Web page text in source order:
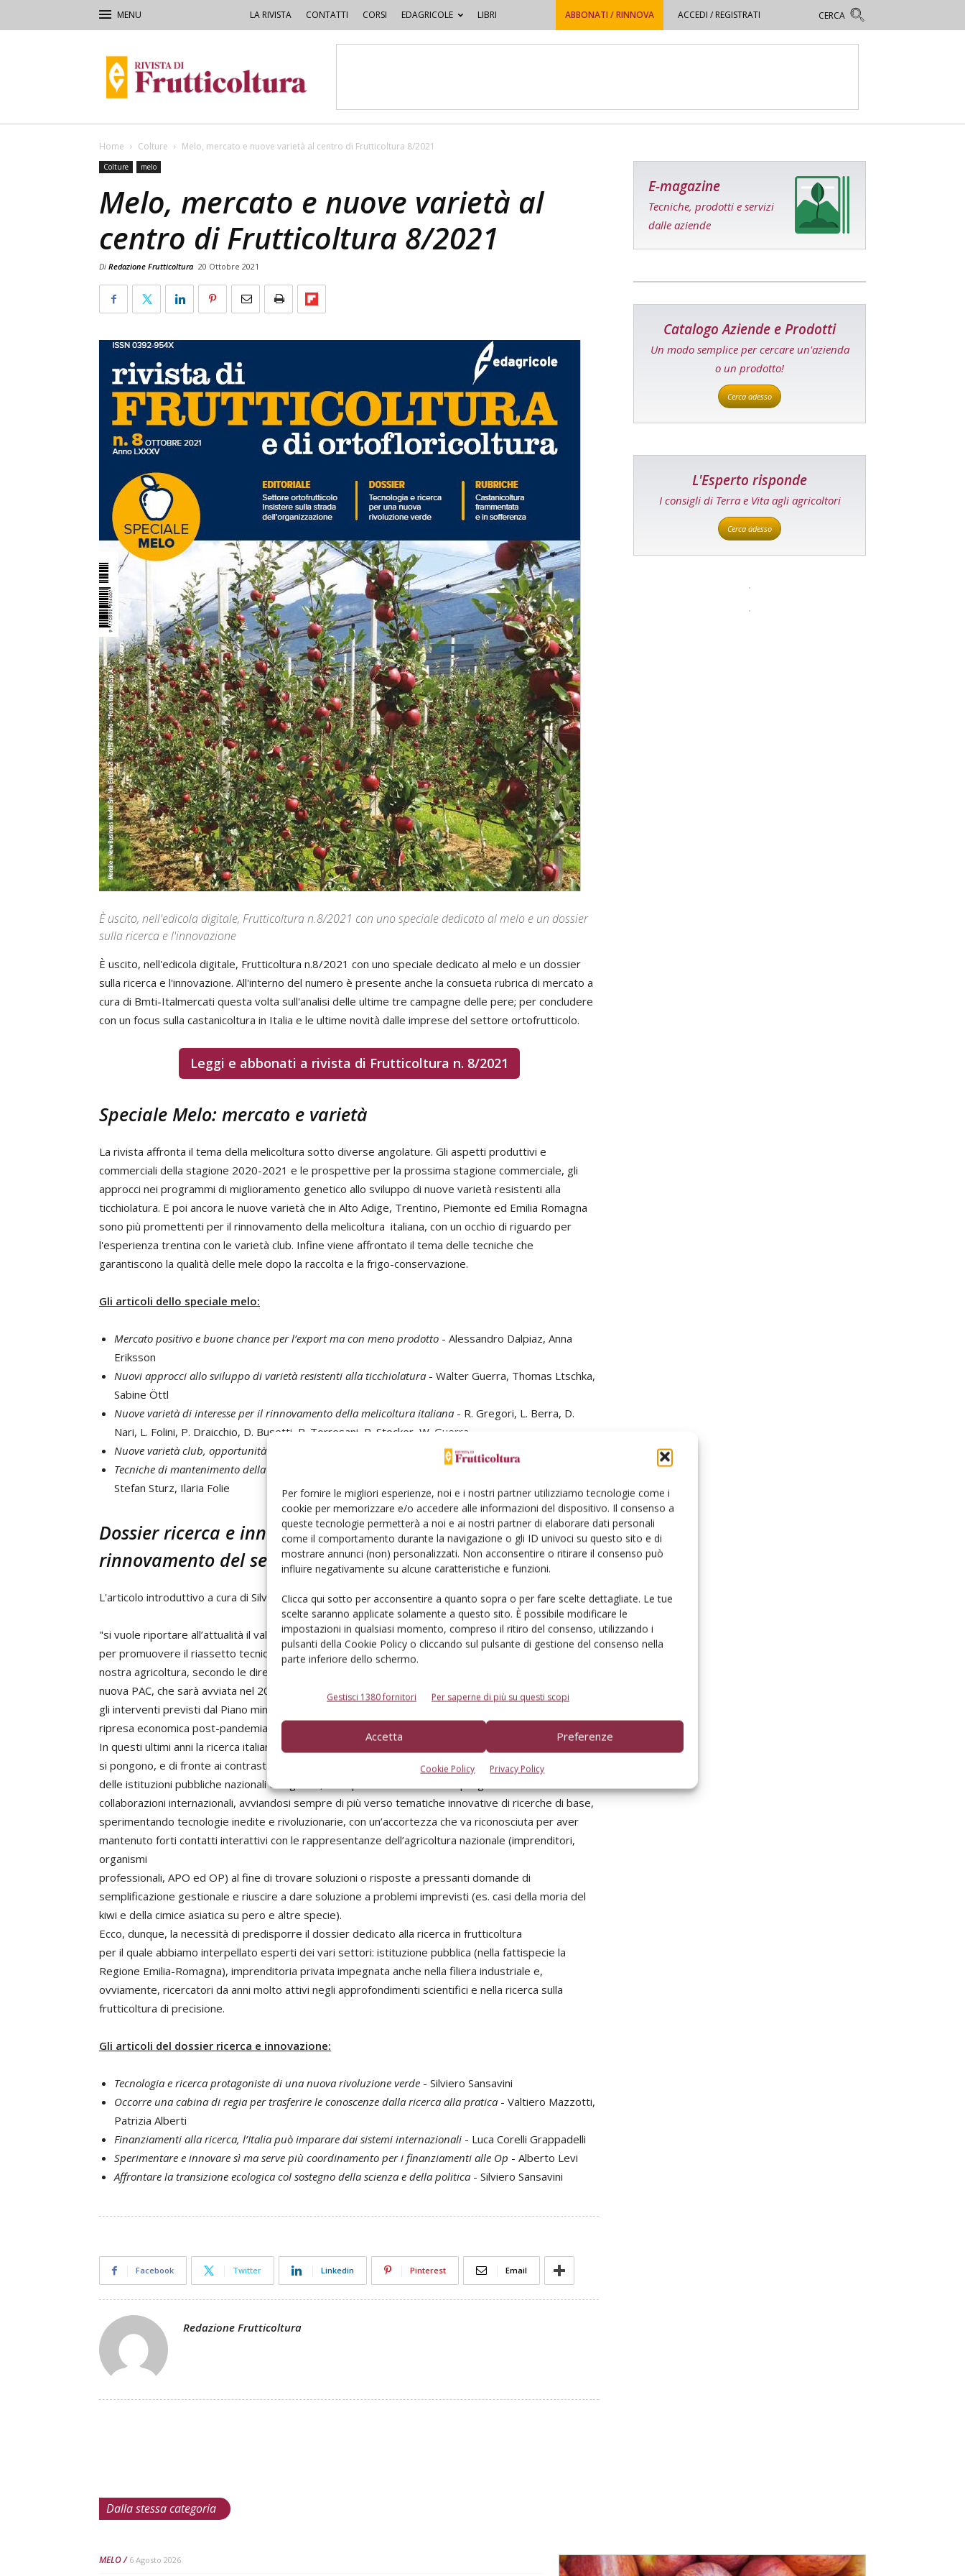
Per fornire le migliori esperienze, noi e i nostri partner utilizziamo tecnologie come i
cookie per memorizzare e/o accedere alle informazioni del dispositivo. Il consenso a
queste tecnologie permetterà a noi e ai nostri partner di elaborare dati personali
come il comportamento durante la navigazione o gli ID univoci su questo sito e di
mostrare annunci (non) personalizzati. Non acconsentire o ritirare il consenso può
influire negativamente su alcune caratteristiche e funzioni.
Clicca qui sotto per acconsentire a quanto sopra o per fare scelte dettagliate. Le tue
scelte saranno applicate solamente a questo sito. È possibile modificare le
impostazioni in qualsiasi momento, compreso il ritiro del consenso, utilizzando i
pulsanti della Cookie Policy o cliccando sul pulsante di gestione del consenso nella
parte inferiore dello schermo.
Gestisci 1380 fornitori Per saperne di più su questi scopi
Accetta Preferenze
Cookie Policy Privacy Policy
LA RIVISTA CONTATTI CORSI EDAGRICOLE LIBRI ABBONATI / RINNOVA ACCEDI / REGISTRATI
di
Frutticoltura
Home Colture Melo, mercato e nuove varietà al centro di Frutticoltura 8/2021
Colture melo
Melo, mercato e nuove varietà al
centro di Frutticoltura 8/2021
Di Redazione Frutticoltura 20 Ottobre 2021
È uscito, nell'edicola digitale, Frutticoltura n.8/2021 con uno speciale dedicato al melo e un dossier
sulla ricerca e l'innovazione
È uscito, nell'edicola digitale, Frutticoltura n.8/2021 con uno speciale dedicato al melo e un dossier
sulla ricerca e l'innovazione. All'interno del numero è presente anche la consueta rubrica di mercato a
cura di Bmti-Italmercati questa volta sull'analisi delle ultime tre campagne delle pere; per concludere
con un focus sulla castanicoltura in Italia e le ultime novità dalle imprese del settore ortofrutticolo.
Leggi e abbonati a rivista di Frutticoltura n. 8/2021
Speciale Melo: mercato e varietà
La rivista affronta il tema della melicoltura sotto diverse angolature. Gli aspetti produttivi e
commerciali della stagione 2020-2021 e le prospettive per la prossima stagione commerciale, gli
approcci nei programmi di miglioramento genetico allo sviluppo di nuove varietà resistenti alla
ticchiolatura. E poi ancora le nuove varietà che in Alto Adige, Trentino, Piemonte ed Emilia Romagna
sono più promettenti per il rinnovamento della melicoltura italiana, con un occhio di riguardo per
l'esperienza trentina con le varietà club. Infine viene affrontato il tema delle tecniche che
garantiscono la qualità delle mele dopo la raccolta e la frigo-conservazione.
Gli articoli dello speciale melo:
Mercato positivo e buone chance per l’export ma con meno prodotto - Alessandro Dalpiaz, Anna
Eriksson
Nuovi approcci allo sviluppo di varietà resistenti alla ticchiolatura - Walter Guerra, Thomas Ltschka,
Sabine Öttl
Nuove varietà di interesse per il rinnovamento della melicoltura italiana - R. Gregori, L. Berra, D.
Nari, L. Folini, P. Draicchio, D. Busetti, R. Torresani, R. Stocker, W. Guerra
Nuove varietà club, opportunità che il Trentino ha saputo cogliere
- Daniel Turri
Tecniche di mantenimento della qualità delle mele dopo la frigoconservazione
Stefan Sturz, Ilaria Folie
Dossier ricerca e innovazione: diverse voci si esprimo sul
rinnovamento del settore
L'articolo introduttivo a cura di Silviero Sansavini riassume bene il contenuto del dossier:
"si vuole riportare all’attualità il valore strategico delle scelte che il nostro Paese intende compiere
per promuovere il riassetto tecnico-economico-gestionale e il conseguente rinnovamento della
nostra agricoltura, secondo le direttive emanate dalla Commissione Europea e dagli accordi della
nuova PAC, che sarà avviata nel 2023. Poi, attenzione, ci sono
gli interventi previsti dal Piano ministeriale cosiddetto Pnrr finanziato dall’Europa per la
ripresa economica post-pandemia. Molte sono le domande che dobbiamo porci.
In questi ultimi anni la ricerca italiana, sollecitata da più parti a dare risposte ai tanti interrogativi che
si pongono, e di fronte ai contrastanti e dispersivi messaggi o direttive (talvolta anche imposizioni)
delle istituzioni pubbliche nazionali e regionali, ha saputo attivare canali di progettualità e
collaborazioni internazionali, avviandosi sempre di più verso tematiche innovative di ricerche di base,
sperimentando tecnologie inedite e rivoluzionarie, con un’accortezza che va riconosciuta per aver
mantenuto forti contatti interattivi con le rappresentanze dell’agricoltura nazionale (imprenditori,
organismi
professionali, APO ed OP) al fine di trovare soluzioni o risposte a pressanti domande di
semplificazione gestionale e riuscire a dare soluzione a problemi imprevisti (es. casi della moria del
kiwi e della cimice asiatica su pero e altre specie).
Ecco, dunque, la necessità di predisporre il dossier dedicato alla ricerca in frutticoltura
per il quale abbiamo interpellato esperti dei vari settori: istituzione pubblica (nella fattispecie la
Regione Emilia-Romagna), imprenditoria privata impegnata anche nella filiera industriale e,
ovviamente, ricercatori da anni molto attivi negli approfondimenti scientifici e nella ricerca sulla
frutticoltura di precisione.
Gli articoli del dossier ricerca e innovazione:
Tecnologia e ricerca protagoniste di una nuova rivoluzione verde - Silviero Sansavini
Occorre una cabina di regia per trasferire le conoscenze dalla ricerca alla pratica - Valtiero Mazzotti,
Patrizia Alberti
Finanziamenti alla ricerca, l’Italia può imparare dai sistemi internazionali - Luca Corelli Grappadelli
Sperimentare e innovare sì ma serve più coordinamento per i finanziamenti alle Op - Alberto Levi
Affrontare la transizione ecologica col sostegno della scienza e della politica - Silviero Sansavini
Facebook Twitter Linkedin Pinterest Email
Redazione Frutticoltura
E-magazine
Tecniche, prodotti e servizi
dalle aziende
Catalogo Aziende e Prodotti
Un modo semplice per cercare un'azienda
o un prodotto!
Cerca adesso
L'Esperto risponde
I consigli di Terra e Vita agli agricoltori
Cerca adesso
Dalla stessa categoria
MELO 6 Agosto 2026